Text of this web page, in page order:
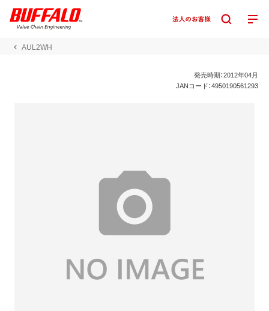
AUL2WH
発売時期：2012年04月
JANコード：4950190561293